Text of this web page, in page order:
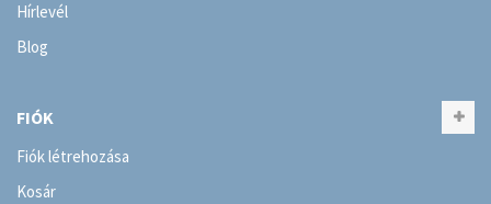
Hírlevél
Blog
FIÓK
Fiók létrehozása
Kosár